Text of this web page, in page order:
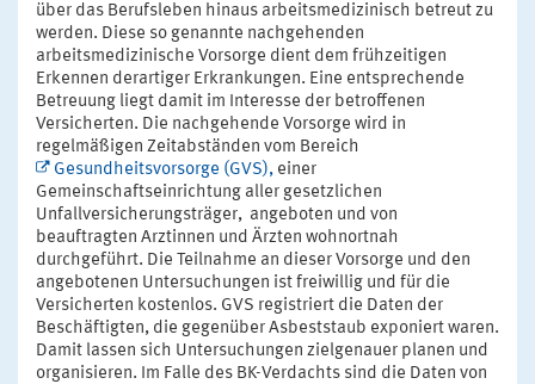
über das Berufsleben hinaus arbeitsmedizinisch betreut zu
werden. Diese so genannte nachgehenden
arbeitsmedizinische Vorsorge dient dem frühzeitigen
Erkennen derartiger Erkrankungen. Eine entsprechende
Betreuung liegt damit im Interesse der betroffenen
Versicherten. Die nachgehende Vorsorge wird in
regelmäßigen Zeitabständen vom Bereich
Gesundheitsvorsorge (GVS), einer
Gemeinschaftseinrichtung aller gesetzlichen
Unfallversicherungsträger, angeboten und von
beauftragten Arztinnen und Ärzten wohnortnah
durchgeführt. Die Teilnahme an dieser Vorsorge und den
angebotenen Untersuchungen ist freiwillig und für die
Versicherten kostenlos. GVS registriert die Daten der
Beschäftigten, die gegenüber Asbeststaub exponiert waren.
Damit lassen sich Untersuchungen zielgenauer planen und
organisieren. Im Falle des BK-Verdachts sind die Daten von